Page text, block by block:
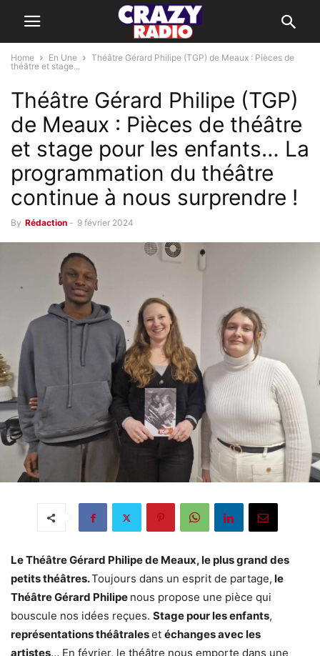
Home En Une
Théâtre Gérard Philipe (TGP) de Meaux : Pièces de
théâtre et stage...
Théâtre Gérard Philipe (TGP)
de Meaux : Pièces de théâtre
et stage pour les enfants… La
programmation du théâtre
continue à nous surprendre !
By Rédaction - 9 février 2024
Le Théâtre Gérard Philipe de Meaux, le plus grand des
petits théâtres.Toujours dans un esprit de partage, le
Théâtre Gérard Philipe nous propose une pièce qui
bouscule nos idées reçues. Stage pour les enfants,
représentations théâtraleset échanges avec les
artistes… En février, le théâtre nous emporte dans une